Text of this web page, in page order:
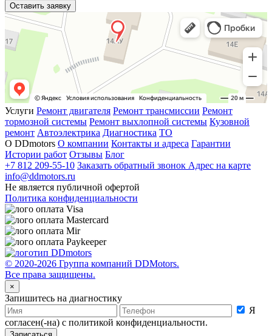
Оставить заявку
Услуги Ремонт двигателя Ремонт трансмиссии Ремонт
тормозной системы Ремонт выхлопной системы Кузовной
ремонт Автоэлектрика Диагностика ТО
О DDmotors О компании Контакты и адреса Гарантии
Истории работ Отзывы Блог
+7 812 209-55-10 Заказать обратный звонок Адрес на карте
info@ddmotors.ru
Не является публичной офертой
Политика конфиденциальности
© 2020-2026 Группа компаний DDMotors.
Все права защищены.
×
Запишитесь на диагностику
Я
согласен(-на) с политикой конфиденциальности.